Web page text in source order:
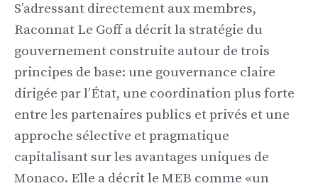
S’adressant directement aux membres,
Raconnat Le Goff a décrit la stratégie du
gouvernement construite autour de trois
principes de base: une gouvernance claire
dirigée par l’État, une coordination plus forte
entre les partenaires publics et privés et une
approche sélective et pragmatique
capitalisant sur les avantages uniques de
Monaco. Elle a décrit le MEB comme «un